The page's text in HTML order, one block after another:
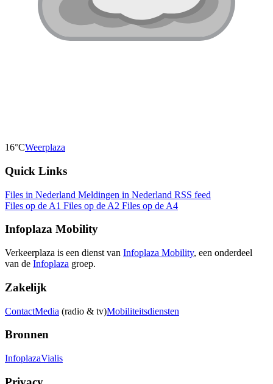
16°CWeerplaza
Quick Links
Files in Nederland Meldingen in Nederland RSS feed
Files op de A1 Files op de A2 Files op de A4
Infoplaza Mobility
Verkeerplaza is een dienst van Infoplaza Mobility, een onderdeel
van de Infoplaza groep.
Zakelijk
ContactMedia (radio & tv)Mobiliteitsdiensten
Bronnen
InfoplazaVialis